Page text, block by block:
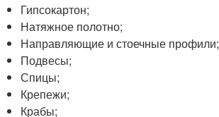
Гипсокартон;
Натяжное полотно;
Направляющие и стоечные профили;
Подвесы;
Спицы;
Крепежи;
Крабы;